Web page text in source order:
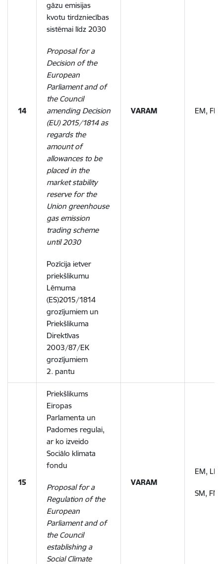
14
gāzu emisijas
kvotu tirdzniecības
sistēmai līdz 2030
Proposal for a
Decision of the
European
Parliament and of
the Council
amending Decision
(EU) 2015/1814 as
regards the
amount of
allowances to be
placed in the
market stability
reserve for the
Union greenhouse
gas emission
trading scheme
until 2030
Pozīcija ietver
priekšlikumu
Lēmuma
(ES)2015/1814
grozījumiem un
Priekšlikuma
Direktīvas
2003/87/EK
grozījumiem
2. pantu
VARAM EM,
15
Priekšlikums
Eiropas
Parlamenta un
Padomes regulai,
ar ko izveido
Sociālo klimata
fondu
Proposal for a
Regulation of the
European
Parliament and of
the Council
establishing a
Social Climate
VARAM
EM, LM,
SM, FM